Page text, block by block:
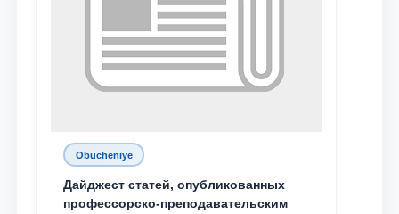
Obucheniye
Дайджест статей, опубликованных
профессорско-преподавательским